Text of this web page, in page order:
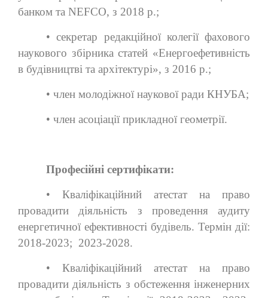
банком та NEFCO, з 2018 р.;
• секретар редакційної колегії фахового
наукового збірника статей «Енергоефетивність
в будівництві та архітектурі», з 2016 р.;
• член молодіжної наукової ради КНУБА;
• член асоціації прикладної геометрії.
Професійні сертифікати:
• Кваліфікаційний атестат на право
провадити діяльність з проведення аудиту
енергетичної ефективності будівель. Термін дії:
2018-2023; 2023-2028.
• Кваліфікаційний атестат на право
провадити діяльність з обстеження інженерних